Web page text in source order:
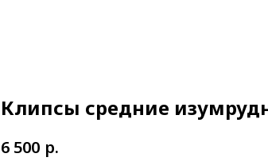
Клипсы средние
6 500 р.